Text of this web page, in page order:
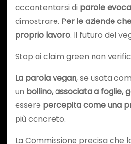
accontentarsi di parole
dimostrare. Per le aziende
proprio lavoro. Il futuro del
Stop ai claim green non
La parola vegan, se usata
un bollino, associata a foglie,
essere percepita come una
più concreto.
La Commissione precisa che